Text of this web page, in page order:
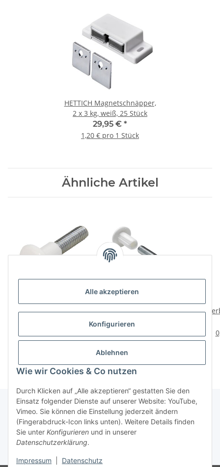
Alle akzeptieren
Konfigurieren
Ablehnen
Wie wir Cookies & Co nutzen
Durch Klicken auf „Alle akzeptieren“ gestatten Sie den
Einsatz folgender Dienste auf unserer Website: YouTube,
Vimeo. Sie können die Einstellung jederzeit ändern
(Fingerabdruck-Icon links unten). Weitere Details finden
Sie unter Konfigurieren und in unserer
Datenschutzerklärung.
Impressum Datenschutz
HETTICH Magnetschnäpper,
2 x 3 kg, weiß, 25 Stück
29,95 € *
1,20 € pro 1 Stück
Ähnliche Artikel
Verbindungsschraube
Verbindungsschraube
M6, 34-45 mm, weiß, 10
4,49 €
Über uns